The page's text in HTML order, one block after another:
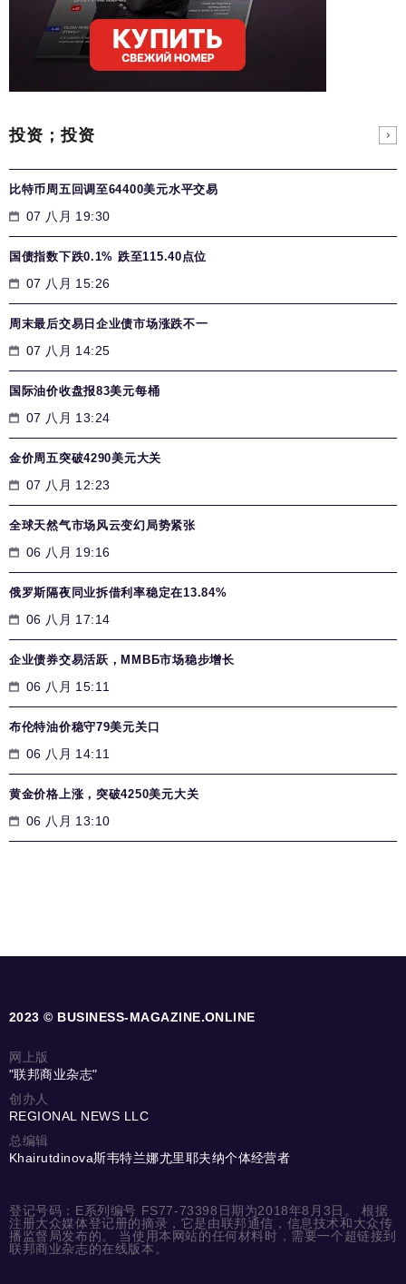
投资；投资
比特币周五回调至64400美元水平交易
07 八月 19:30
国债指数下跌0.1% 跌至115.40点位
07 八月 15:26
周末最后交易日企业债市场涨跌不一
07 八月 14:25
国际油价收盘报83美元每桶
07 八月 13:24
金价周五突破4290美元大关
07 八月 12:23
全球天然气市场风云变幻局势紧张
06 八月 19:16
俄罗斯隔夜同业拆借利率稳定在13.84%
06 八月 17:14
企业债券交易活跃，MMВБ市场稳步增长
06 八月 15:11
布伦特油价稳守79美元关口
06 八月 14:11
黄金价格上涨，突破4250美元大关
06 八月 13:10
2023 © BUSINESS-MAGAZINE.ONLINE
网上版
"联邦商业杂志"
创办人
REGIONAL NEWS LLC
总编辑
Khairutdinova斯韦特兰娜尤里耶夫纳个体经营者
登记号码：E系列编号 FS77-73398日期为2018年8月3日。 根据
注册大众媒体登记册的摘录，它是由联邦通信，信息技术和大众传
播监督局发布的。 当使用本网站的任何材料时，需要一个超链接到
联邦商业杂志的在线版本。